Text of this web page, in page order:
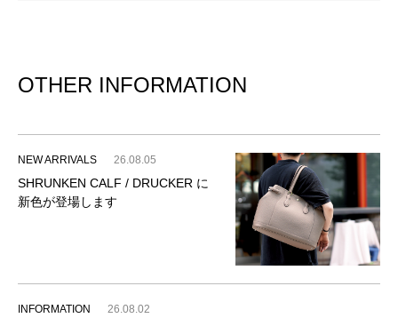
OTHER INFORMATION
NEW ARRIVALS 26.08.05
SHRUNKEN CALF / DRUCKER に
新色が登場します
INFORMATION 26.08.02